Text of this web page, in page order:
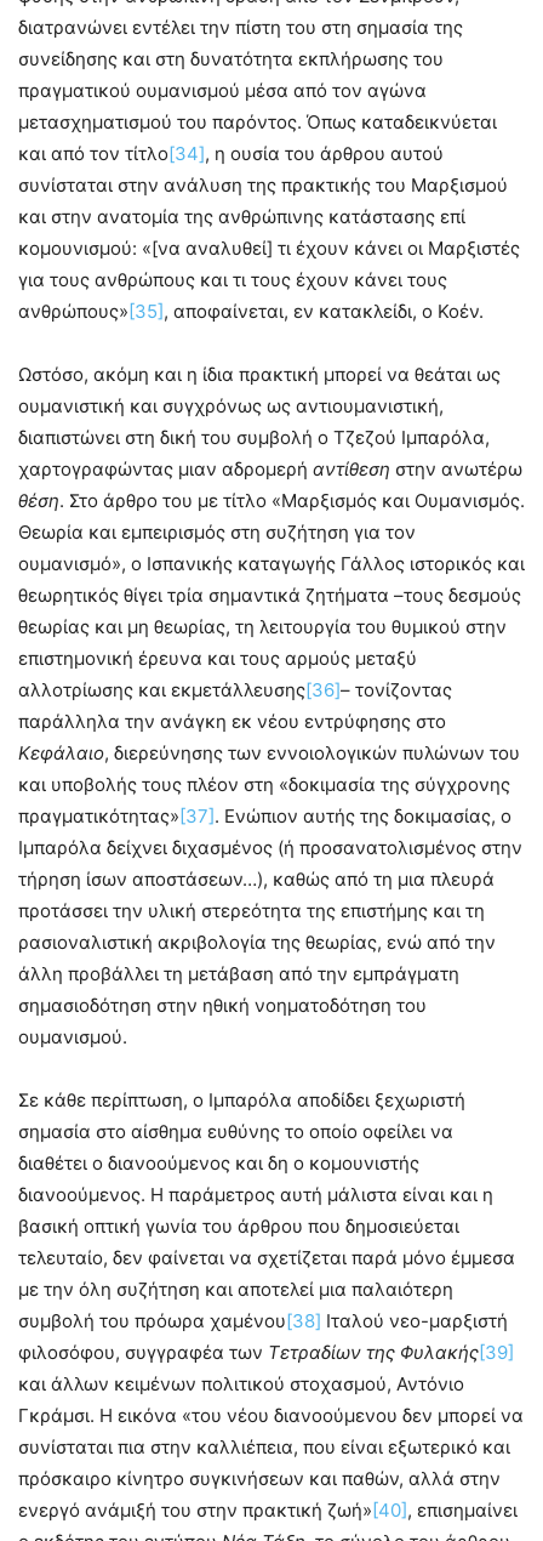
διατρανώνει εντέλει την πίστη του στη σημασία της
συνείδησης και στη δυνατότητα εκπλήρωσης του
πραγματικού ουμανισμού μέσα από τον αγώνα
μετασχηματισμού του παρόντος. Όπως καταδεικνύεται
και από τον τίτλο[34], η ουσία του άρθρου αυτού
συνίσταται στην ανάλυση της πρακτικής του Μαρξισμού
και στην ανατομία της ανθρώπινης κατάστασης επί
κομουνισμού: «[να αναλυθεί] τι έχουν κάνει οι Μαρξιστές
για τους ανθρώπους και τι τους έχουν κάνει τους
ανθρώπους»[35], αποφαίνεται, εν κατακλείδι, ο Κοέν.
Ωστόσο, ακόμη και η ίδια πρακτική μπορεί να θεάται ως
ουμανιστική και συγχρόνως ως αντιουμανιστική,
διαπιστώνει στη δική του συμβολή ο Τζεζού Ιμπαρόλα,
χαρτογραφώντας μιαν αδρομερή αντίθεση στην ανωτέρω
θέση. Στο άρθρο του με τίτλο «Μαρξισμός και Ουμανισμός.
Θεωρία και εμπειρισμός στη συζήτηση για τον
ουμανισμό», ο Ισπανικής καταγωγής Γάλλος ιστορικός και
θεωρητικός θίγει τρία σημαντικά ζητήματα –τους δεσμούς
θεωρίας και μη θεωρίας, τη λειτουργία του θυμικού στην
επιστημονική έρευνα και τους αρμούς μεταξύ
αλλοτρίωσης και εκμετάλλευσης[36]– τονίζοντας
παράλληλα την ανάγκη εκ νέου εντρύφησης στο
Κεφάλαιο, διερεύνησης των εννοιολογικών πυλώνων του
και υποβολής τους πλέον στη «δοκιμασία της σύγχρονης
πραγματικότητας»[37]. Ενώπιον αυτής της δοκιμασίας, ο
Ιμπαρόλα δείχνει διχασμένος (ή προσανατολισμένος στην
τήρηση ίσων αποστάσεων…), καθώς από τη μια πλευρά
προτάσσει την υλική στερεότητα της επιστήμης και τη
ρασιοναλιστική ακριβολογία της θεωρίας, ενώ από την
άλλη προβάλλει τη μετάβαση από την εμπράγματη
σημασιοδότηση στην ηθική νοηματοδότηση του
ουμανισμού.
Σε κάθε περίπτωση, ο Ιμπαρόλα αποδίδει ξεχωριστή
σημασία στο αίσθημα ευθύνης το οποίο οφείλει να
διαθέτει ο διανοούμενος και δη ο κομουνιστής
διανοούμενος. Η παράμετρος αυτή μάλιστα είναι και η
βασική οπτική γωνία του άρθρου που δημοσιεύεται
τελευταίο, δεν φαίνεται να σχετίζεται παρά μόνο έμμεσα
με την όλη συζήτηση και αποτελεί μια παλαιότερη
συμβολή του πρόωρα χαμένου[38] Ιταλού νεο-μαρξιστή
φιλοσόφου, συγγραφέα των Τετραδίων της Φυλακής[39]
και άλλων κειμένων πολιτικού στοχασμού, Αντόνιο
Γκράμσι. Η εικόνα «του νέου διανοούμενου δεν μπορεί να
συνίσταται πια στην καλλιέπεια, που είναι εξωτερικό και
πρόσκαιρο κίνητρο συγκινήσεων και παθών, αλλά στην
ενεργό ανάμιξή του στην πρακτική ζωή»[40], επισημαίνει